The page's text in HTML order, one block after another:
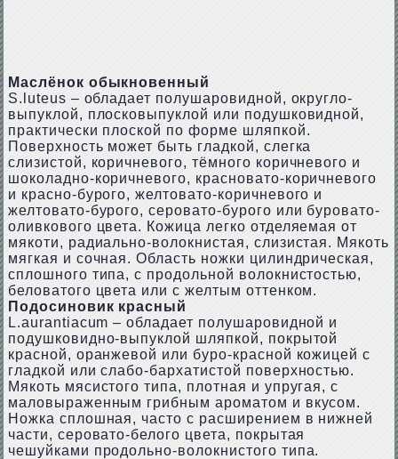
Маслёнок обыкновенный
S.lutеus – обладает полушаровидной, округло-
выпуклой, плосковыпуклой или подушковидной,
практически плоской по форме шляпкой.
Поверхность может быть гладкой, слегка
слизистой, коричневого, тёмного коричневого и
шоколадно-коричневого, красновато-коричневого
и красно-бурого, желтовато-коричневого и
желтовато-бурого, серовато-бурого или буровато-
оливкового цвета. Кожица легко отделяемая от
мякоти, радиально-волокнистая, слизистая. Мякоть
мягкая и сочная. Область ножки цилиндрическая,
сплошного типа, с продольной волокнистостью,
беловатого цвета или с желтым оттенком.
Подосиновик красный
L.аurаntiасum – обладает полушаровидной и
подушковидно-выпуклой шляпкой, покрытой
красной, оранжевой или буро-красной кожицей с
гладкой или слабо-бархатистой поверхностью.
Мякоть мясистого типа, плотная и упругая, с
маловыраженным грибным ароматом и вкусом.
Ножка сплошная, часто с расширением в нижней
части, серовато-белого цвета, покрытая
чешуйками продольно-волокнистого типа.